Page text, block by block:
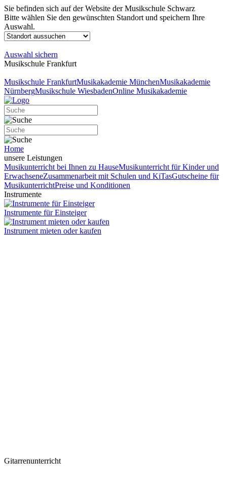
Sie befinden sich auf der Website der Musikschule Schwarz
Bitte wählen Sie den gewünschten Standort und speichern Ihre
Auswahl.
Auswahl sichern
Musikschule Frankfurt
Musikschule FrankfurtMusikakademie MünchenMusikakademie
NürnbergMusikschule WiesbadenOnline Musikakademie
Home
unsere Leistungen
Musikunterricht bei Ihnen zu HauseMusikunterricht für Kinder und
ErwachseneZusammenarbeit mit Schulen und KiTasGutscheine für
MusikunterrichtPreise und Konditionen
Instrumente
Instrumente für Einsteiger
Instrument mieten oder kaufen
Gitarrenunterricht